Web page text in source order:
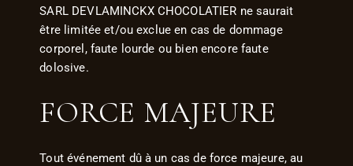
SARL DEVLAMINCKX CHOCOLATIER ne saurait
être limitée et/ou exclue en cas de dommage
corporel, faute lourde ou bien encore faute
dolosive.
FORCE MAJEURE
Tout événement dû à un cas de force majeure, au